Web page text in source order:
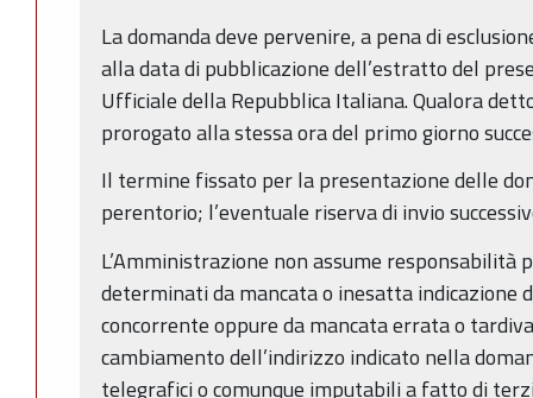
La domanda deve pervenire, a pena di
alla data di pubblicazione dell’estratto del
Ufficiale della Repubblica Italiana. Qualora
prorogato alla stessa ora del primo giorno
Il termine fissato per la presentazione delle
perentorio; l’eventuale riserva di invio
L’Amministrazione non assume responsabilità
determinati da mancata o inesatta indicazione
concorrente oppure da mancata errata o
cambiamento dell’indirizzo indicato nella
telegrafici o comunque imputabili a fatto di